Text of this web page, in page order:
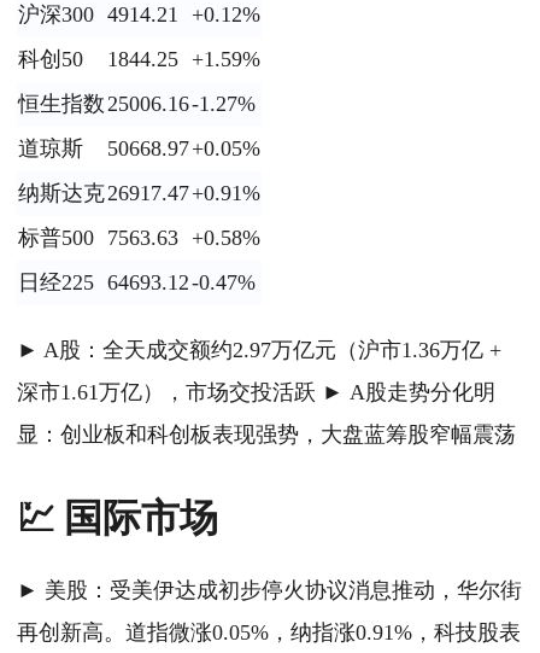
沪深300 4914.21
+0.12%
科创50
1844.25 +1.59%
恒生指数25006.16-1.27%
道琼斯
50668.97+0.05%
纳斯达克26917.47+0.91%
标普500 7563.63 +0.58%
日经225 64693.12-0.47%
► A股：全天成交额约2.97万亿元（沪市1.36万亿 +
深市1.61万亿），市场交投活跃 ► A股走势分化明
显：创业板和科创板表现强势，大盘蓝筹股窄幅震荡
💹 国际市场
► 美股：受美伊达成初步停火协议消息推动，华尔街
再创新高。道指微涨0.05%，纳指涨0.91%，科技股表